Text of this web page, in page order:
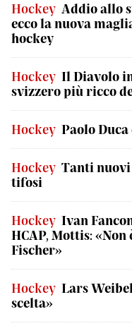
Hockey Addio allo
ecco la nuova
hockey
Hockey Il Diavolo
svizzero più ricco
Hockey Paolo Duca
Hockey Tanti
tifosi
Hockey Ivan
HCAP, Mottis:
Fischer»
Hockey Lars
scelta»